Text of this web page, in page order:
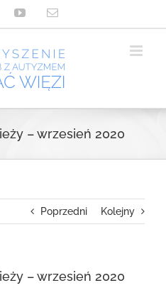
YouTubeEmail
– wrzesień 2020
Poprzedni Kolejny
– wrzesień 2020